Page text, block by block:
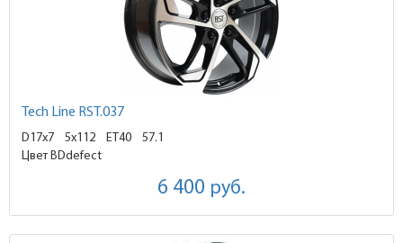
Tech Line RST.037
D17x7 5x112 ET40
57.1
Цвет BDdefect
6 400 руб.